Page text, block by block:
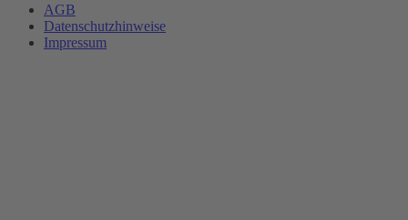
AGB
Datenschutzhinweise
Impressum